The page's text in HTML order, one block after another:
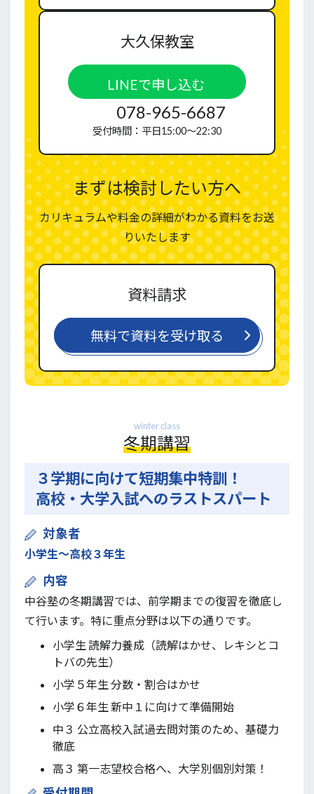
大久保教室
LINEで申し込む
078-965-6687
受付時間：平日15:00〜22:30
まずは検討したい方へ
カリキュラムや料金の詳細がわかる資料をお送
りいたします
資料請求
無料で資料を受け取る
winter class
冬期講習
３学期に向けて短期集中特訓！
高校・大学入試へのラストスパート
対象者
小学生〜高校３年生
内容
中谷塾の冬期講習では、前学期までの復習を徹底し
て行います。特に重点分野は以下の通りです。
小学生 読解力養成（読解はかせ、レキシとコ
トバの先生）
小学５年生 分数・割合はかせ
小学６年生 新中１に向けて準備開始
中３ 公立高校入試過去問対策のため、基礎力
徹底
高３ 第一志望校合格へ、大学別個別対策！